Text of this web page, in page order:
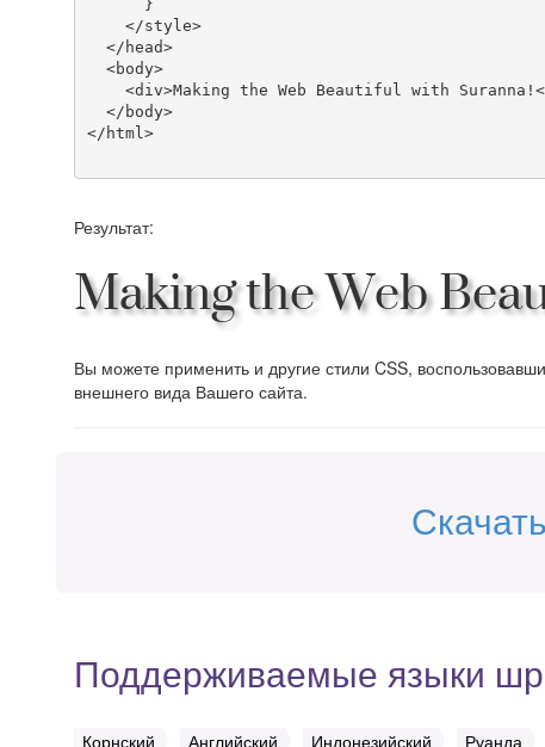
</html>
Результат:
Making the Web
Вы можете применить и другие стили CSS,
внешнего вида Вашего сайта.
Поддерживаемые языки
Корнский Английский Индонезийский Руанда